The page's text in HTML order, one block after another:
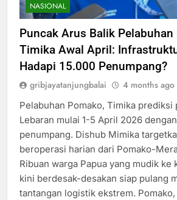
NASIONAL
Puncak Arus Balik Pelabuhan
Timika Awal April:
Hadapi 15.000 Penumpang?
gribjayatanjungbalai 4 months ago
Pelabuhan Pomako, Timika prediksi
Lebaran mulai 1-5 April 2026
penumpang. Dishub Mimika
beroperasi harian dari Pomako-
Ribuan warga Papua yang mudik ke
kini berdesak-desakan siap pulang
tantangan logistik ekstrem.